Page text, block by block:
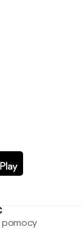
pomocy